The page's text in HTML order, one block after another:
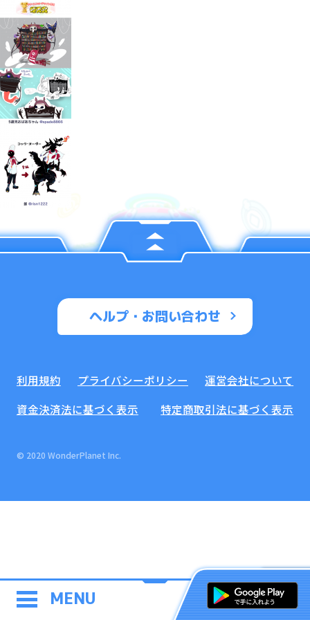
MENU
ヘルプ・お問い合わせ
利用規約 プライバシーポリシー
運営会社について
資金決済法に基づく表示
特定商取引法に基づく表示
© 2020 WonderPlanet Inc.